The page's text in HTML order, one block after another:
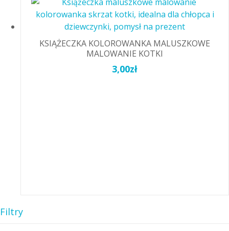
KSIĄŻECZKA KOLOROWANKA MALUSZKOWE
MALOWANIE KOTKI
3,00zł
Filtry